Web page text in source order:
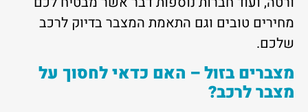
מחירים טובים וגם התאמת המצבר בדיוק לרכב
שלכם.
מצברים בזול – האם כדאי לחסוך על
מצבר לרכב?